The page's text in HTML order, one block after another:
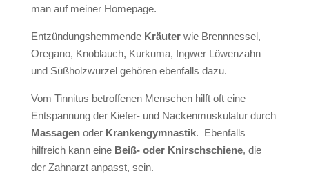
man auf meiner Homepage.
Entzündungshemmende Kräuterwie Brennnessel,
Oregano, Knoblauch, Kurkuma, Ingwer Löwenzahn
und Süßholzwurzel gehören ebenfalls dazu.
Vom Tinnitus betroffenen Menschen hilft oft eine
Entspannung der Kiefer- und Nackenmuskulatur durch
Massagenoder Krankengymnastik. Ebenfalls
hilfreich kann eine Beiß- oder Knirschschiene, die
der Zahnarzt anpasst, sein.